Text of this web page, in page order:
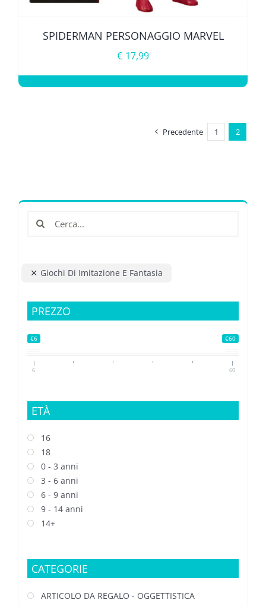
SPIDERMAN PERSONAGGIO MARVEL
€ 17,99
Precedente 1 2
Cerca
per:
Giochi Di Imitazione E Fantasia
PREZZO
€6 €60
6 60
ETÀ
16
18
0 - 3 anni
3 - 6 anni
6 - 9 anni
9 - 14 anni
14+
CATEGORIE
ARTICOLO DA REGALO - OGGETTISTICA